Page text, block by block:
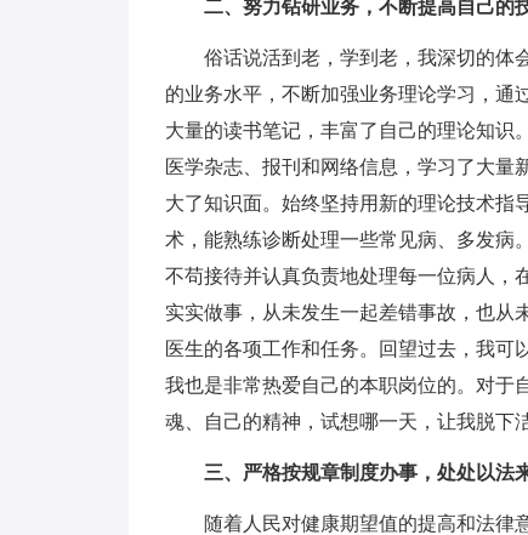
二、努力钻研业务，不断提高自己的
俗话说活到老，学到老，我深切的体会
的业务水平，不断加强业务理论学习，通
大量的读书笔记，丰富了自己的理论知识
医学杂志、报刊和网络信息，学习了大量
大了知识面。始终坚持用新的理论技术指
术，能熟练诊断处理一些常见病、多发病
不苟接待并认真负责地处理每一位病人，
实实做事，从未发生一起差错事故，也从
医生的各项工作和任务。回望过去，我可
我也是非常热爱自己的本职岗位的。对于
魂、自己的精神，试想哪一天，让我脱下
三、严格按规章制度办事，处处以法
随着人民对健康期望值的提高和法律意